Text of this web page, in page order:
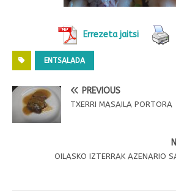
Errezeta jaitsi
ENTSALADA
PREVIOUS
TXERRI MASAILA PORTORA
OILASKO IZTERRAK AZENARIO